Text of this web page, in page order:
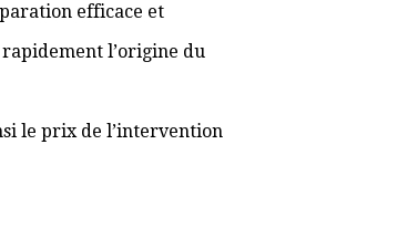
efficace et
l’origine du
le prix de l’intervention